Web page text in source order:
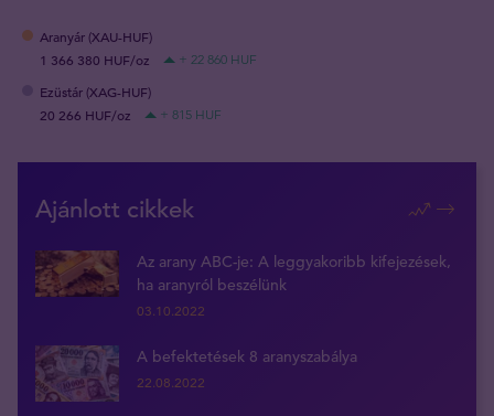
Aranyár (XAU-HUF)
1 366 380 HUF/oz
+ 22 860 HUF
Ezüstár (XAG-HUF)
20 266 HUF/oz
+ 815 HUF
Ajánlott cikkek
Az arany ABC-je: A leggyakoribb kifejezések,
ha aranyról beszélünk
03.10.2022
A befektetések 8 aranyszabálya
22.08.2022